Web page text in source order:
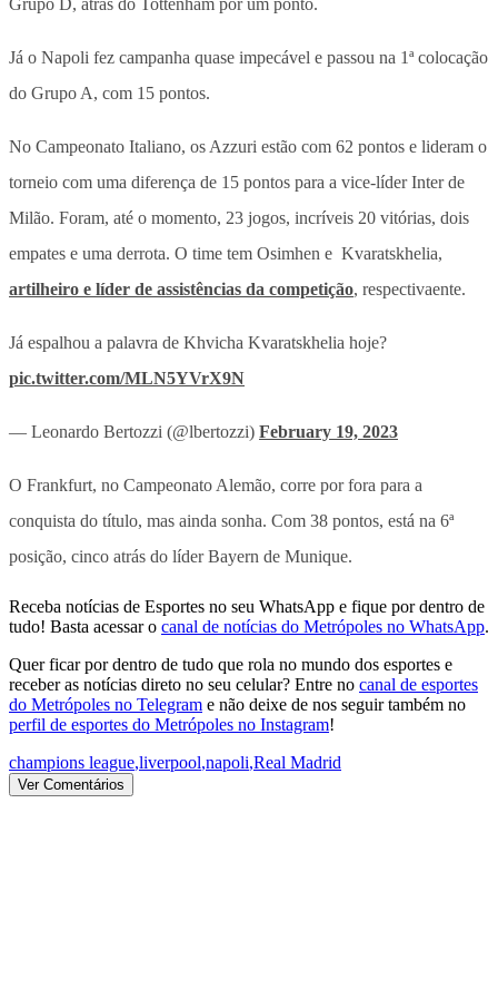
Já o Napoli fez campanha quase impecável e passou na 1ª colocação
do Grupo A, com 15 pontos.
No Campeonato Italiano, os Azzuri estão com 62 pontos e lideram o
torneio com uma diferença de 15 pontos para a vice-líder Inter de
Milão. Foram, até o momento, 23 jogos, incríveis 20 vitórias, dois
empates e uma derrota. O time tem Osimhen e Kvaratskhelia,
artilheiro e líder de assistências da competição, respectivaente.
Já espalhou a palavra de Khvicha Kvaratskhelia hoje?
pic.twitter.com/MLN5YVrX9N
— Leonardo Bertozzi (@lbertozzi) February 19, 2023
O Frankfurt, no Campeonato Alemão, corre por fora para a
conquista do título, mas ainda sonha. Com 38 pontos, está na 6ª
posição, cinco atrás do líder Bayern de Munique.
Receba notícias de Esportes no seu WhatsApp e fique por dentro de
tudo! Basta acessar o canal de notícias do Metrópoles no WhatsApp.
Quer ficar por dentro de tudo que rola no mundo dos esportes e
receber as notícias direto no seu celular? Entre no canal de esportes
do Metrópoles no Telegram e não deixe de nos seguir também no
perfil de esportes do Metrópoles no Instagram!
champions league,liverpool,napoli,Real Madrid
Ver Comentários